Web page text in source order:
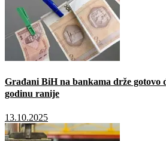
Građani BiH na bankama drže gotovo
godinu ranije
13.10.2025